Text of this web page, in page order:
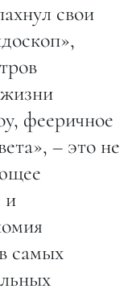
свои
фееричное
– это не
и
самых